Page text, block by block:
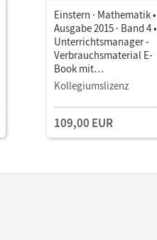
Einstern · Mathematik •
Ausgabe 2015 · Band 4 •
Unterrichtsmanager -
Verbrauchsmaterial E-
Book mit
Lehrkräftematerialien
und Planungstools
Kollegiumslizenz
109,00 EUR